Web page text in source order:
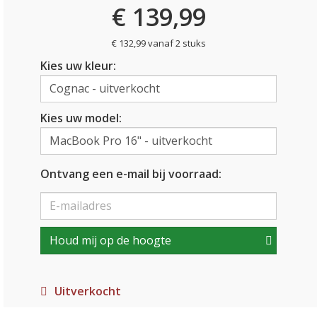
€ 139,99
€ 132,99 vanaf 2 stuks
Kies uw kleur:
Kies uw model:
Ontvang een e-mail bij voorraad:
Houd mij op de hoogte
Uitverkocht